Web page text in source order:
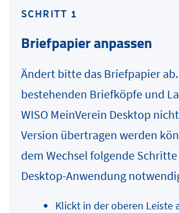
SCHRITT 1
Briefpapier anpassen
Ändert bitte das Briefpapier
bestehenden Briefköpfe und
WISO MeinVerein Desktop
Version übertragen werden
dem Wechsel folgende
Desktop-Anwendung
Klickt in der oberen Leiste